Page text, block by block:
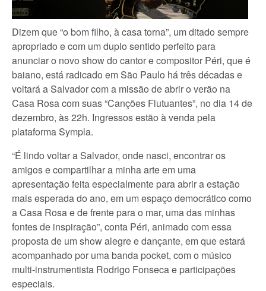
Dizem que “o bom filho, à casa torna”, um ditado sempre
apropriado e com um duplo sentido perfeito para
anunciar o novo show do cantor e compositor Péri, que é
baiano, está radicado em São Paulo há três décadas e
voltará a Salvador com a missão de abrir o verão na
Casa Rosa com suas “Canções Flutuantes”, no dia 14 de
dezembro, às 22h. Ingressos estão à venda pela
plataforma Sympla.
“É lindo voltar a Salvador, onde nasci, encontrar os
amigos e compartilhar a minha arte em uma
apresentação feita especialmente para abrir a estação
mais esperada do ano, em um espaço democrático como
a Casa Rosa e de frente para o mar, uma das minhas
fontes de inspiração”, conta Péri, animado com essa
proposta de um show alegre e dançante, em que estará
acompanhado por uma banda pocket, com o músico
multi-instrumentista Rodrigo Fonseca e participações
especiais.